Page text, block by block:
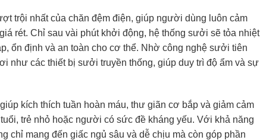
trội nhất của chăn đệm điện, giúp người dùng luôn cảm
rét. Chỉ sau vài phút khởi động, hệ thống sưởi sẽ tỏa nhiệt
ổn định và an toàn cho cơ thể. Nhờ công nghệ sưởi tiên
như các thiết bị sưởi truyền thống, giúp duy trì độ ẩm và sự
kích thích tuần hoàn máu, thư giãn cơ bắp và giảm cảm
trẻ nhỏ hoặc người có sức đề kháng yếu. Với khả năng
chỉ mang đến giấc ngủ sâu và dễ chịu mà còn góp phần